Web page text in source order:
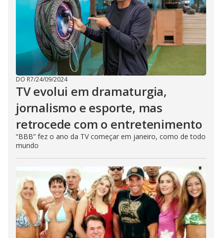
DO R7/24/09/2024
TV evolui em dramaturgia,
jornalismo e esporte, mas
retrocede com o entretenimento
“BBB” fez o ano da TV começar em janeiro, como de todo
mundo